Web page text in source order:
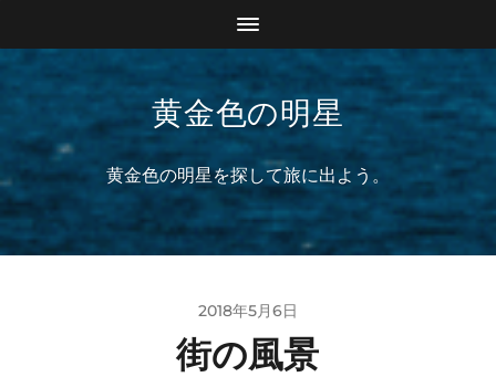
黄金色の明星
黄金色の明星を探して旅に出よう。
2018年5月6日
街の風景